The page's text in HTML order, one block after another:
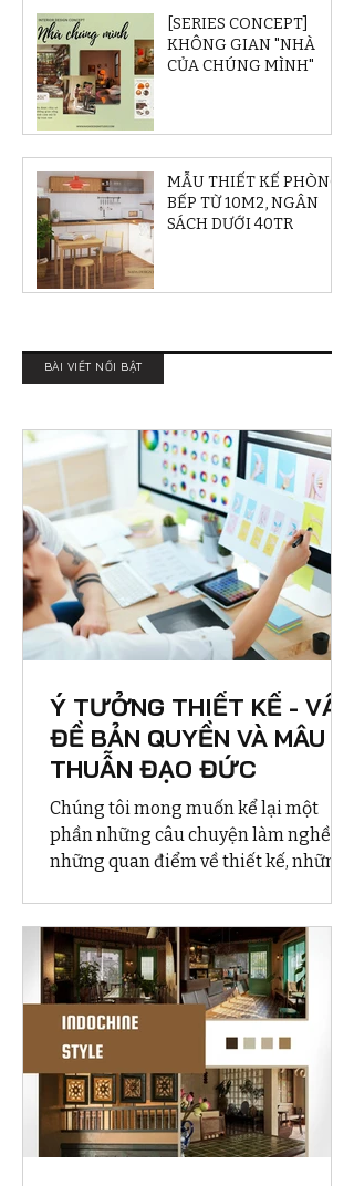
[SERIES CONCEPT]
KHÔNG GIAN "NHÀ
CỦA CHÚNG MÌNH"
MẪU THIẾT KẾ PHÒNG
BẾP TỪ 10M2, NGÂN
SÁCH DƯỚI 40TR
BÀI VIẾT NỔI BẬT
Ý TƯỞNG THIẾT KẾ - VẤN
ĐỀ BẢN QUYỀN VÀ MÂU
THUẪN ĐẠO ĐỨC
Chúng tôi mong muốn kể lại một
phần những câu chuyện làm nghề,
những quan điểm về thiết kế, những
làm thế kế sẽ một vài lần phải đối
mặt